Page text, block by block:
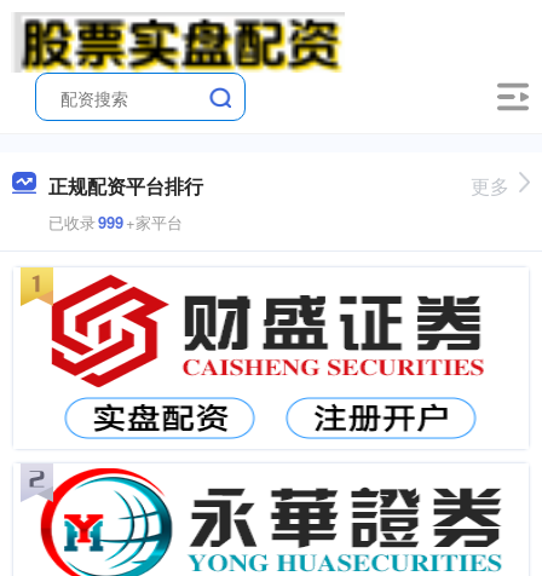
正规配资平台排行
已收录999+家平台
更多